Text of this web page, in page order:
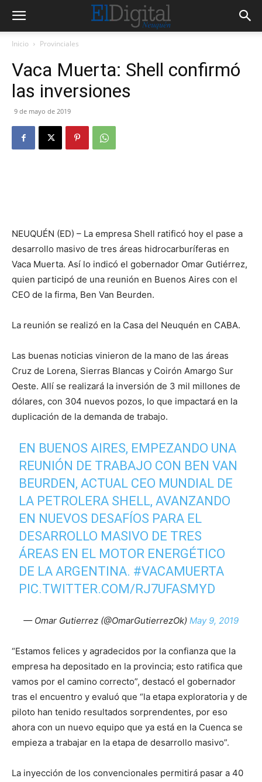
Inicio Provinciales
Vaca Muerta: Shell confirmó
las inversiones
9 de mayo de 2019
NEUQUÉN (ED) – La empresa Shell ratificó hoy el pase a
desarrollo masivo de tres áreas hidrocarburíferas en
Vaca Muerta. Así lo indicó el gobernador Omar Gutiérrez,
quien participó de una reunión en Buenos Aires con el
CEO de la firma, Ben Van Beurden.
La reunión se realizó en la Casa del Neuquén en CABA.
Las buenas noticias vinieron de la mano de las áreas
Cruz de Lorena, Sierras Blancas y Coirón Amargo Sur
Oeste. Allí se realizará la inversión de 3 mil millones de
dólares, con 304 nuevos pozos, lo que impactará en la
duplicación de la demanda de trabajo.
EN BUENOS AIRES, EMPEZANDO UNA
REUNIÓN DE TRABAJO CON BEN VAN
BEURDEN, ACTUAL CEO MUNDIAL DE
LA PETROLERA SHELL, AVANZANDO
EN NUEVOS DESAFÍOS PARA EL
DESARROLLO MASIVO DE TRES
ÁREAS EN EL MOTOR ENERGÉTICO
DE LA ARGENTINA. #VACAMUERTA
PIC.TWITTER.COM/RJ7UFASMYD
— Omar Gutierrez (@OmarGutierrezOk) May 9, 2019
“Estamos felices y agradecidos por la confianza que la
empresa ha depositado en la provincia; esto ratifica que
vamos por el camino correcto”, destacó el gobernador
tras el encuentro y evaluó que “la etapa exploratoria y de
piloto han tenido resultados sorprendentes, por eso
ahora con un nuevo equipo que ya está en la Cuenca se
empieza a trabajar en la etapa de desarrollo masivo”.
La inyección de los convencionales permitirá pasar a 40